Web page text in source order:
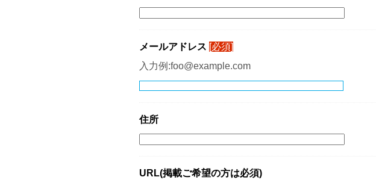
メールアドレス [必須]
入力例:foo@example.com
住所
URL(掲載ご希望の方は必須)